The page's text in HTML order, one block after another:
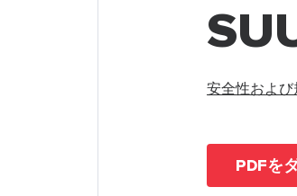
安全性および
PDFを